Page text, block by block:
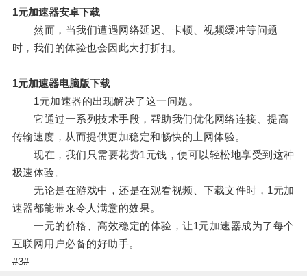
1元加速器安卓下载
然而，当我们遭遇网络延迟、卡顿、视频缓冲等问题
时，我们的体验也会因此大打折扣。
1元加速器电脑版下载
1元加速器的出现解决了这一问题。
它通过一系列技术手段，帮助我们优化网络连接、提高
传输速度，从而提供更加稳定和畅快的上网体验。
现在，我们只需要花费1元钱，便可以轻松地享受到这种
极速体验。
无论是在游戏中，还是在观看视频、下载文件时，1元加
速器都能带来令人满意的效果。
一元的价格、高效稳定的体验，让1元加速器成为了每个
互联网用户必备的好助手。
#3#